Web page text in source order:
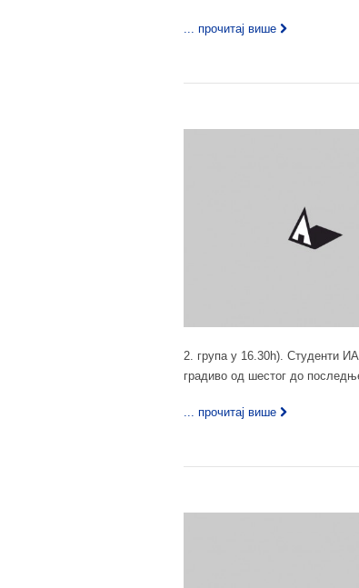
... прочитај више
2. група у 16.30h). Студенти
градиво од шестог до
... прочитај више